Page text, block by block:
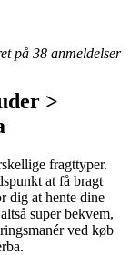
på 38 anmeldelser
>
fragttyper.
at få bragt
dig at hente dine
super bekvem,
ved køb